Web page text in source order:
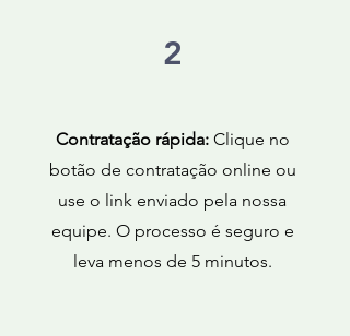
2
Contratação rápida:Clique no
botão de contratação online ou
use o link enviado pela nossa
equipe. O processo é seguro e
leva menos de 5 minutos.